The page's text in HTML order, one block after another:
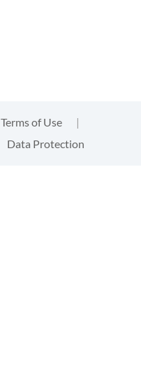
Terms of Use
|
Data Protection